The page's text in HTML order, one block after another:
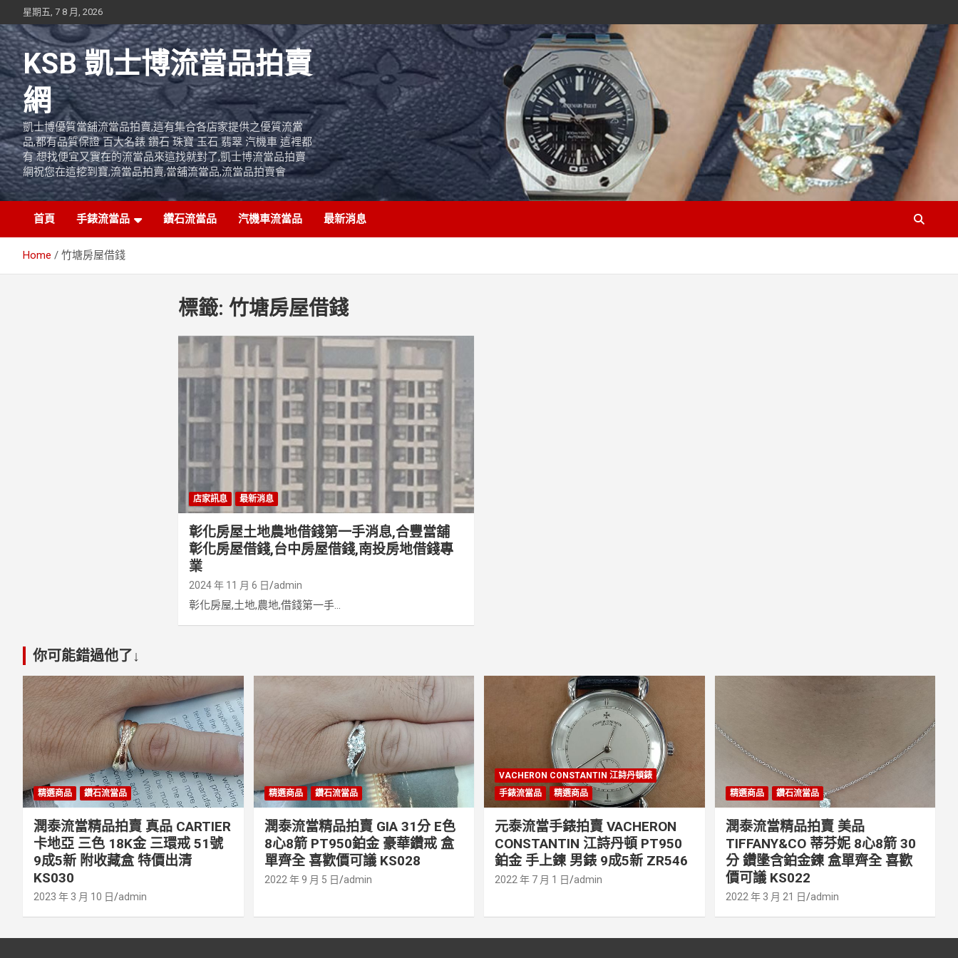
to
content
星期五, 7 8 月, 2026
KSB 凱士博流當品拍賣
網
凱士博優質當舖流當品拍賣,這有集合各店家提供之優質流當
品,都有品質保證 百大名錶 鑽石 珠寶 玉石 翡翠 汽機車 這裡都
有 想找便宜又實在的流當品來這找就對了,凱士博流當品拍賣
網祝您在這挖到寶,流當品拍賣,當舖流當品,流當品拍賣會
首頁 手錶流當品 鑽石流當品 汽機車流當品 最新消息
Home 竹塘房屋借錢
標籤:竹塘房屋借錢
店家訊息 最新消息
彰化房屋土地農地借錢第一手消息,合豐當舖
彰化房屋借錢,台中房屋借錢,南投房地借錢專
業
2024 年 11 月 6 日 admin
彰化房屋,土地,農地,借錢第一手...
你可能錯過他了↓
精選商品 鑽石流當品
潤泰流當精品拍賣 真品 CARTIER
卡地亞 三色 18K金 三環戒 51號
9成5新 附收藏盒 特價出清
KS030
2023 年 3 月 10 日 admin
精選商品 鑽石流當品
潤泰流當精品拍賣 GIA 31分 E色
8心8箭 PT950鉑金 豪華鑽戒 盒
單齊全 喜歡價可議 KS028
2022 年 9 月 5 日 admin
VACHERON CONSTANTIN 江詩丹頓錶
手錶流當品
精選商品
元泰流當手錶拍賣 VACHERON
CONSTANTIN 江詩丹頓 PT950
鉑金 手上鍊 男錶 9成5新 ZR546
2022 年 7 月 1 日 admin
精選商品 鑽石流當品
潤泰流當精品拍賣 美品
TIFFANY&CO 蒂芬妮 8心8箭 30
分 鑽墬含鉑金鍊 盒單齊全 喜歡
價可議 KS022
2022 年 3 月 21 日 admin